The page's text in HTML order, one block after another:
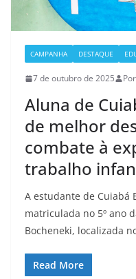
CAMPANHA DESTAQUE
7 de outubro de 2025
Aluna de
de melhor
combate à
trabalho
A estudante de Cuiabá
matriculada no 5º ano
Bocheneki, localizada
Read More